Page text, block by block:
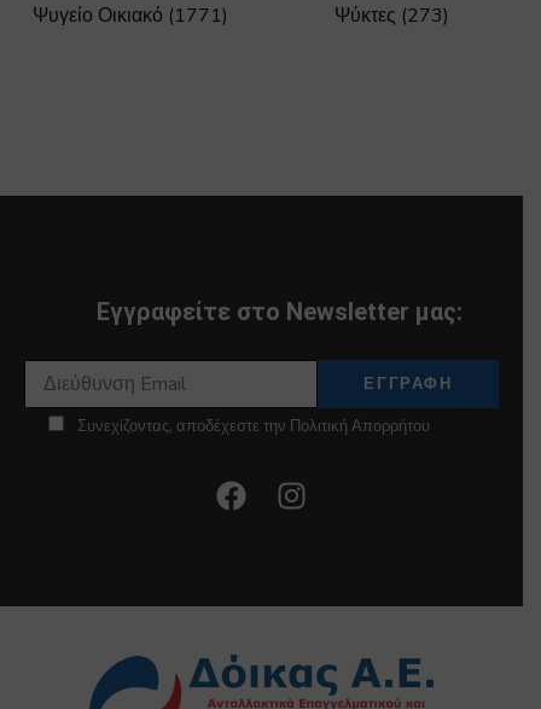
Ψυγείο Οικιακό (1771) Ψύκτες (273)
Εγγραφείτε στο Newsletter μας:
Συνεχίζοντας, αποδέχεστε την Πολιτική Απορρήτου